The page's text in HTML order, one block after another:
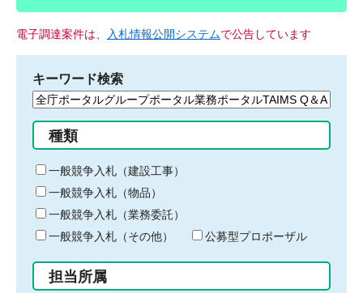
電子調達案件は、 入札情報公開システムで公告しています
キーワード検索
検
る
キ
ー
ワ
ー
ド
入
力
種類
一般競争入札（建設工事）
一般競争入札（物品）
一般競争入札（業務委託）
一般競争入札（その他）
公募型プロポーザル
担当所属